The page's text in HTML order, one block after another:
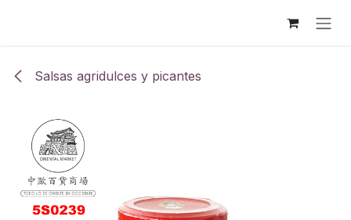
Salsas agridulces y picantes